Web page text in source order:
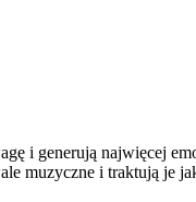
i generują najwięcej
muzyczne i traktują je